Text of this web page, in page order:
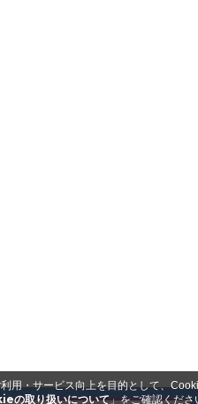
用・サービス向上を目的として、
の取り扱いについて」をご確認くださ